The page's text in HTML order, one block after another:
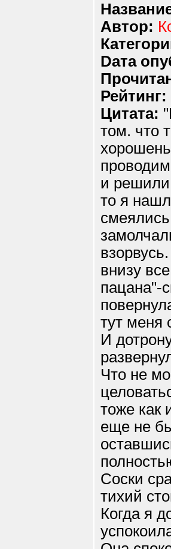
Автор:
Dата
Рейтинг:
Цитата:
том. что
и решили
то я
внизу
пацана"-
тут меня
И
Что не
тоже как
еще не
Соски
тихий
Когда я